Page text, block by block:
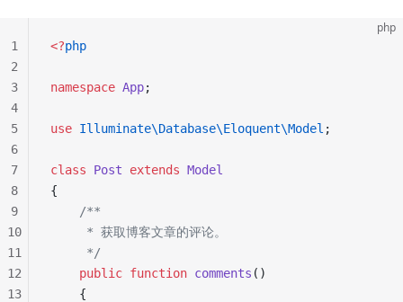
php
<?php
namespace App;
use Illuminate\Database\Eloquent\Model ;
class Post extends Model
{
    /**
     * 获取博客文章的评论。
     */
    public
function comments ()
    {
1
2
3
4
5
6
7
8
9
10
11
12
13